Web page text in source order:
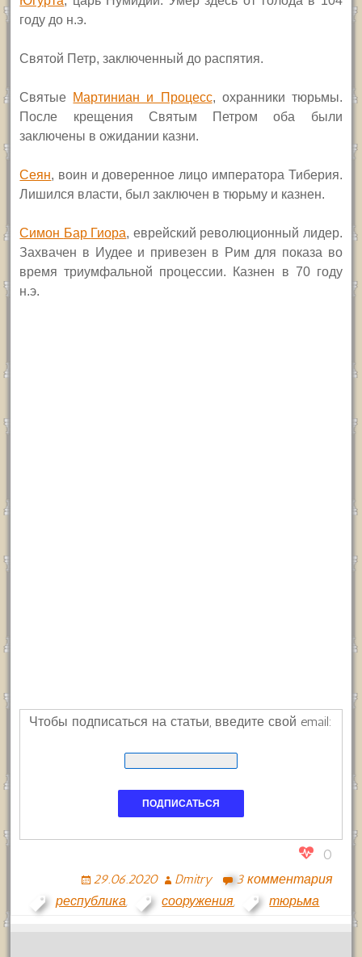
году до н.э.
Святой Петр, заключенный до распятия.
Святые Мартиниан и Процесс, охранники тюрьмы.
После крещения Святым Петром оба были
заключены в ожидании казни.
Сеян, воин и доверенное лицо императора Тиберия.
Лишился власти, был заключен в тюрьму и казнен.
Симон Бар Гиора, еврейский революционный лидер.
Захвачен в Иудее и привезен в Рим для показа во
время триумфальной процессии. Казнен в 70 году
н.э.
Чтобы подписаться на статьи, введите свой email:
0
29.06.2020 Dmitry
3 комментария
республика, сооружения, тюрьма